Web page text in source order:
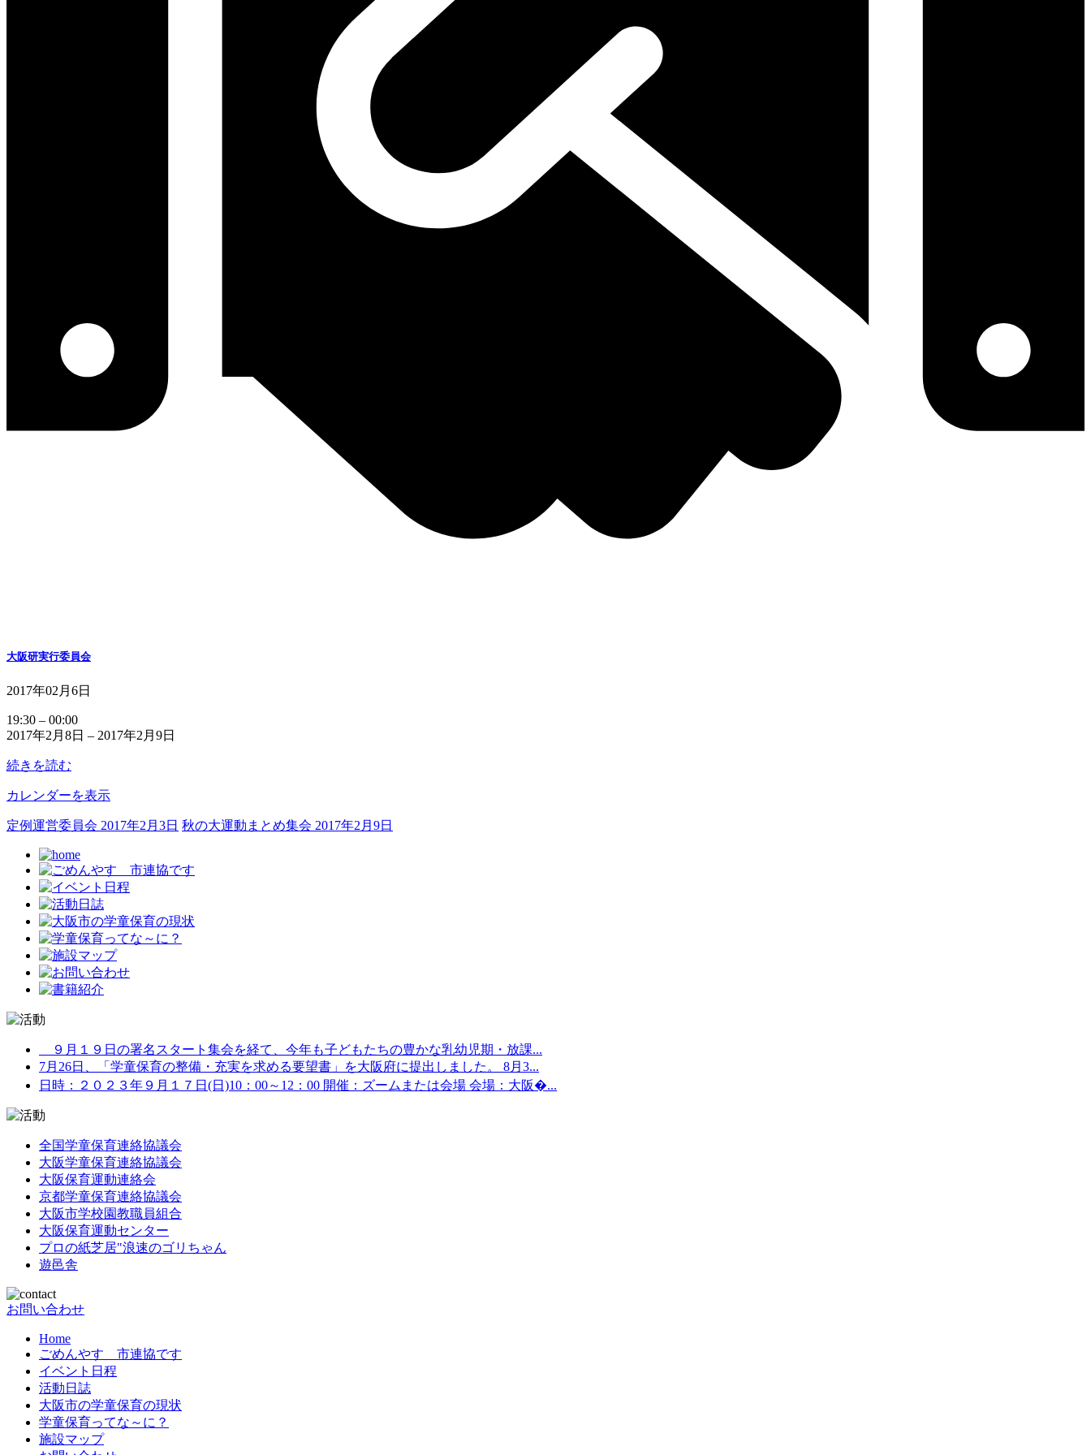
大阪研実行委員会
2017年02月6日
大
阪
実
行
委
員
19:30 – 00:00
2017年2月8日 – 2017年2月9日
続きを読む
カレンダーを表示
定例運営委員会 2017年2月3日 秋の大運動まとめ集会 2017年2月9日
９月１９日の署名スタート集会を経て、今年も子どもたちの豊かな乳幼児期・放課...
7月26日、「学童保育の整備・充実を求める要望書」を大阪府に提出しました。 8月3...
日時：２０２３年９月１７日(日)10：00～12：00 開催：ズームまたは会場 会場：大阪�...
全国学童保育連絡協議会
大阪学童保育連絡協議会
大阪保育運動連絡会
京都学童保育連絡協議会
大阪市学校園教職員組合
大阪保育運動センター
プロの紙芝居"浪速のゴリちゃん
遊邑舎
お問い合わせ
Home
ごめんやす 市連協です
イベント日程
活動日誌
大阪市の学童保育の現状
学童保育ってな～に？
施設マップ